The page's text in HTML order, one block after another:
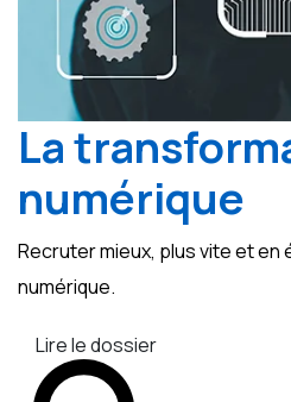
La
numérique
Recruter mieux, plus vite et en
numérique.
Lire le dossier